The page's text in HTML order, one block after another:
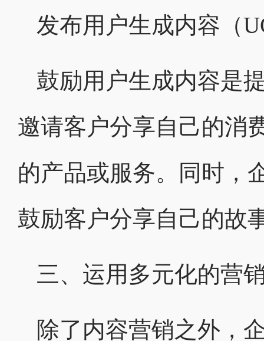
发布用户生成内容（
鼓励用户生成内容是
邀请客户分享自己的消
的产品或服务。同时，
鼓励客户分享自己的故
三、运用多元化的营
除了内容营销之外，